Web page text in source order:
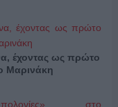
έχοντας ως πρώτο
Μαρινάκη